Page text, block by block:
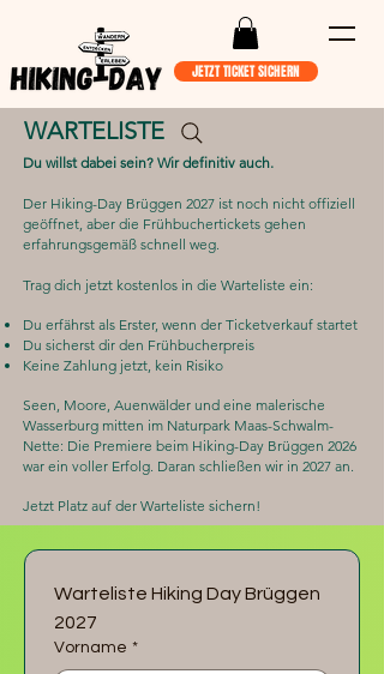
JETZT TICKET SICHERN
WARTELISTE
Du willst dabei sein? Wir definitiv auch.
Der Hiking-Day Brüggen 2027 ist noch nicht offiziell
geöffnet, aber die Frühbuchertickets gehen
erfahrungsgemäß schnell weg.
Trag dich jetzt kostenlos in die Warteliste ein:
Du erfährst als Erster, wenn der Ticketverkauf startet
Du sicherst dir den Frühbucherpreis
Keine Zahlung jetzt, kein Risiko
Seen, Moore, Auenwälder und eine malerische
Wasserburg mitten im Naturpark Maas-Schwalm-
Nette: Die Premiere beim Hiking-Day Brüggen 2026
war ein voller Erfolg. Daran schließen wir in 2027 an.
Jetzt Platz auf der Warteliste sichern!
Warteliste Hiking Day Brüggen
2027
Vorname *